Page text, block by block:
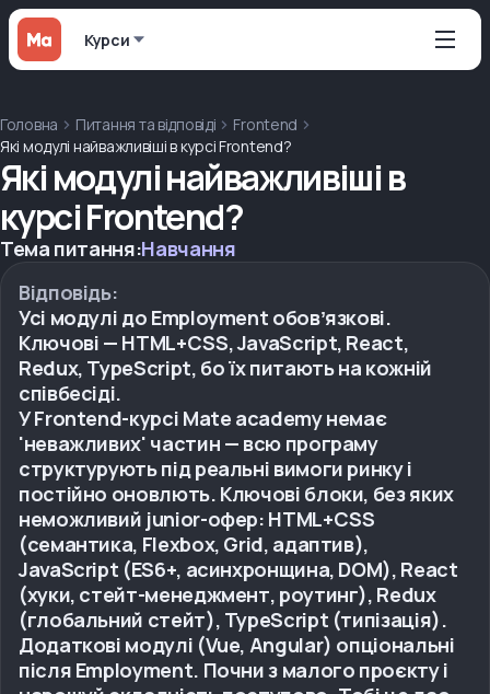
Курси
Головна Питання та відповіді
Frontend
Які модулі найважливіші в курсі Frontend?
Які модулі найважливіші в
курсі Frontend?
Тема питання:Навчання
Відповідь:
Усі модулі до Employment обовʼязкові.
Ключові — HTML+CSS, JavaScript, React,
Redux, TypeScript, бо їх питають на кожній
співбесіді.
У Frontend-курсі Mate academy немає
'неважливих' частин — всю програму
структурують під реальні вимоги ринку і
постійно оновлють. Ключові блоки, без яких
неможливий junior-офер: HTML+CSS
(семантика, Flexbox, Grid, адаптив),
JavaScript (ES6+, асинхронщина, DOM), React
(хуки, стейт-менеджмент, роутинг), Redux
(глобальний стейт), TypeScript (типізація).
Додаткові модулі (Vue, Angular) опціональні
після Employment. Почни з малого проєкту і